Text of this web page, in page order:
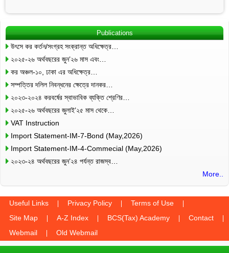
Publications
উৎসে কর কর্তন/সংগ্রহ সংক্রান্ত অধিক্ষেত্র…
২০২৫-২৬ অর্থবছরের জুন’২৬ মাস এবং…
কর অঞ্চল-১০, ঢাকা এর অধিক্ষেত্র…
সম্পত্তির দলিল নিবন্ধনের ক্ষেত্রে দানকর…
২০২৩-২০২৪ করবর্ষের স্বাভাবিক ব্যক্তি শ্রেণির…
২০২৫-২৬ অর্থবছরের জুলাই’২৫ মাস থেকে…
VAT Instruction
Import Statement-IM-7-Bond (May,2026)
Import Statement-IM-4-Commecial (May,2026)
২০২৩-২৪ অর্থবছরের জুন’২৪ পর্যন্ত রাজস্ব…
More..
Useful Links Privacy Policy
Terms of Use
Site Map
A-Z Index BCS(Tax) Academy
Contact
Webmail
Old Webmail